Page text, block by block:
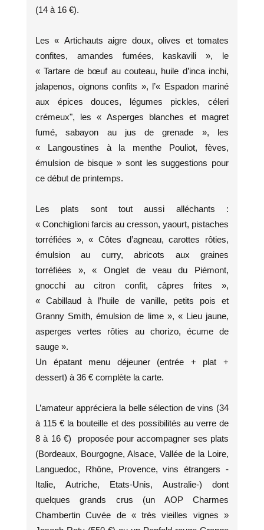
(14 à 16 €).
Les « Artichauts aigre doux, olives et tomates
confites, amandes fumées, kaskavili », le
« Tartare de bœuf au couteau, huile d’inca inchi,
jalapenos, oignons confits », l’« Espadon mariné
aux épices douces, légumes pickles, céleri
crémeux", les « Asperges blanches et magret
fumé, sabayon au jus de grenade », les
« Langoustines à la menthe Pouliot, fèves,
émulsion de bisque » sont les suggestions pour
ce début de printemps.
Les plats sont tout aussi alléchants :
« Conchiglioni farcis au cresson, yaourt, pistaches
torréfiées », « Côtes d’agneau, carottes rôties,
émulsion au curry, abricots aux graines
torréfiées », « Onglet de veau du Piémont,
gnocchi au citron confit, câpres frites »,
« Cabillaud à l’huile de vanille, petits pois et
Granny Smith, émulsion de lime », « Lieu jaune,
asperges vertes rôties au chorizo, écume de
sauge ».
Un épatant menu déjeuner (entrée + plat +
dessert) à 36 € complète la carte.
L’amateur appréciera la belle sélection de vins (34
à 115 € la bouteille et des possibilités au verre de
8 à 16 €) proposée pour accompagner ses plats
(Bordeaux, Bourgogne, Alsace, Vallée de la Loire,
Languedoc, Rhône, Provence, vins étrangers -
Italie, Autriche, Etats-Unis, Australie-) dont
quelques grands crus (un AOP Charmes
Chambertin Cuvée de « très vieilles vignes »